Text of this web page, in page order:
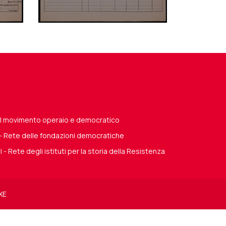
movimento operaio e democratico
Rete delle fondazioni democratiche
- Rete degli istituti per la storia della Resistenza